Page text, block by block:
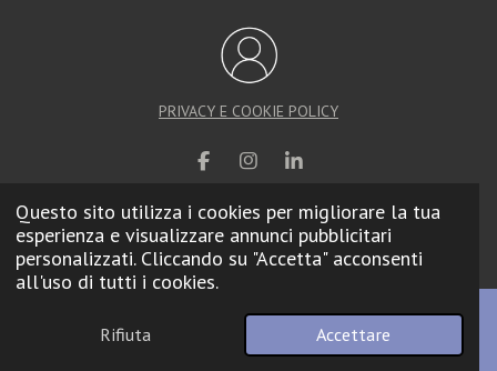
Questo sito utilizza i cookies per migliorare la tua
esperienza e visualizzare annunci pubblicitari
personalizzati. Cliccando su "Accetta" acconsenti
all'uso di tutti i cookies.
Rifiuta Accettare
PRIVACY E COOKIE POLICY
F
c
e
b
o
o
I
s
t
a
a
L
n
e
d
n
© 2025 Calzolari Arredo Urbano |Web Agency
Email Mappa